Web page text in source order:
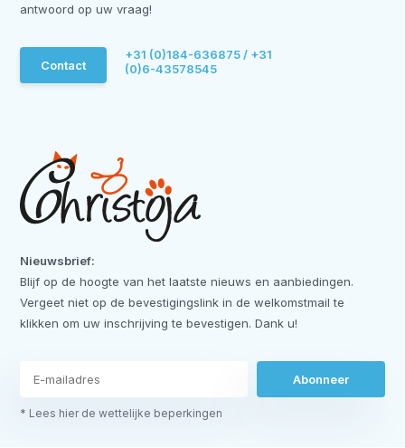
antwoord op uw vraag!
Contact
+31 (0)184-636875 / +31
(0)6-43578545
Nieuwsbrief:
Blijf op de hoogte van het laatste nieuws en aanbiedingen.
Vergeet niet op de bevestigingslink in de welkomstmail te
klikken om uw inschrijving te bevestigen. Dank u!
Abonneer
* Lees hier de wettelijke beperkingen